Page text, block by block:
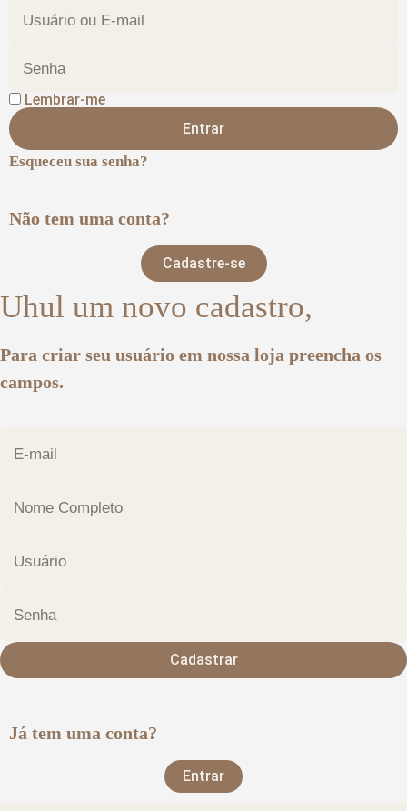
Lembrar-me
Entrar
Esqueceu sua senha?
Não tem uma conta?
Cadastre-se
Uhul um novo cadastro,
Para criar seu usuário em nossa loja preencha os
campos.
Cadastrar
Já tem uma conta?
Entrar